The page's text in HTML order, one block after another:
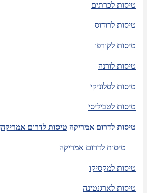
טיסות לכרתים
טיסות לרודוס
טיסות לקורפו
טיסות לורנה
טיסות לסלוניקי
טיסות לטביליסי
טיסות לדרום אמריקה טיסות לדרום אמריקה
טיסות לדרום אמריקה
טיסות למקסיקו
טיסות לארגנטינה